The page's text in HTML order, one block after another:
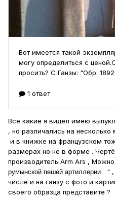
Все какие я видел имею
, но различались на
и в книжке на французском
размерах но не в форме .
производитель Arm Ars ,
румынской пешей артиллерии " ,
числе и на ганзу с фото и
своего образца представите ?